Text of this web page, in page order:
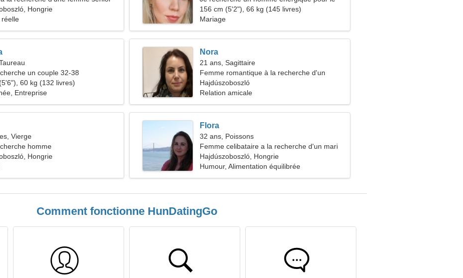
Hongrie
réelle
fitness
156 cm (5'2"), 66 kg (145 livres)
Mariage
un couple 32-38
60 kg (132 livres)
Entreprise
Nora
21 ans, Sagittaire
Femme romantique à la recherche d'un
partenaire
Hajdúszoboszló
Relation amicale
Vierge
homme
Hongrie
Flora
32 ans, Poissons
Femme celibataire a la recherche d'un mari
Hajdúszoboszló, Hongrie
Humour, Alimentation équilibrée
Comment fonctionne HunDatingGo